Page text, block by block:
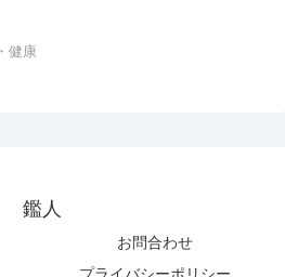
健康
鑑人
お問合わせ